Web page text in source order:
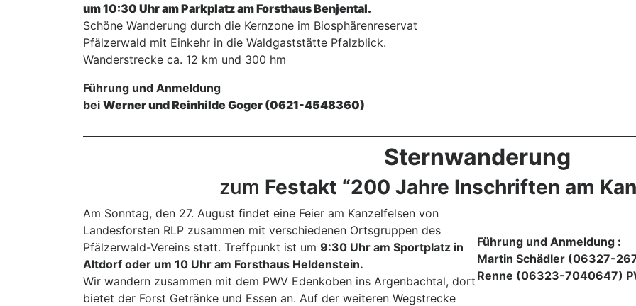
um 10:30 Uhr am Parkplatz am Forsthaus Benjental.
Schöne Wanderung durch die Kernzone im Biosphärenreservat
Pfälzerwald mit Einkehr in die Waldgaststätte Pfalzblick.
Wanderstrecke ca. 12 km und 300 hm
Führung und Anmeldung
bei Werner und Reinhilde Goger (0621-4548360)
Sternwanderung
zum Festakt “200 Jahre Inschriften am
Am Sonntag, den 27. August findet eine Feier am Kanzelfelsen von
Landesforsten RLP zusammen mit verschiedenen Ortsgruppen des
Pfälzerwald-Vereins statt. Treffpunkt ist um 9:30 Uhr am Sportplatz in
Altdorf oder um 10 Uhr am Forsthaus Heldenstein.
Wir wandern zusammen mit dem PWV Edenkoben ins Argenbachtal, dort
bietet der Forst Getränke und Essen an. Auf der weiteren Wegstrecke
Führung und Anmeldung :
Martin Schädler (06327-
Renne (06323-7040647)